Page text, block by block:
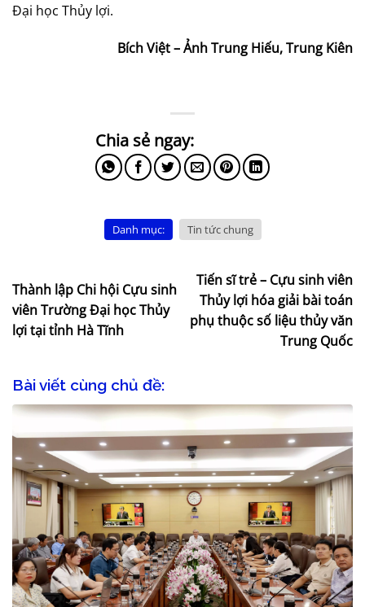
Đại học Thủy lợi.
Bích Việt – Ảnh Trung Hiếu, Trung Kiên
Danh mục: Tin tức chung
Thành lập Chi hội Cựu sinh
viên Trường Đại học Thủy
lợi tại tỉnh Hà Tĩnh
Tiến sĩ trẻ – Cựu sinh viên
Thủy lợi hóa giải bài toán
phụ thuộc số liệu thủy văn
Trung Quốc
Bài viết cùng chủ đề: